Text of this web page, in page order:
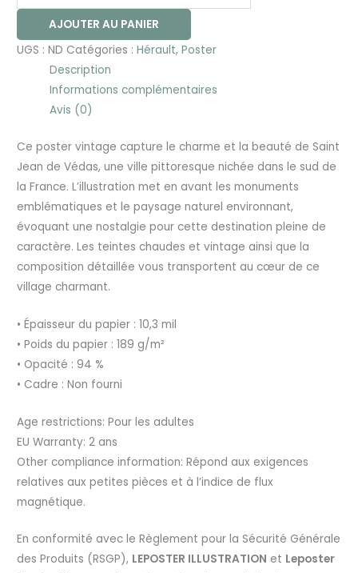
AJOUTER AU PANIER
UGS :ND Catégories :Hérault,Poster
Description
Informations complémentaires
Avis (0)
Ce poster vintage capture le charme et la beauté de Saint
Jean de Védas, une ville pittoresque nichée dans le sud de
la France. L’illustration met en avant les monuments
emblématiques et le paysage naturel environnant,
évoquant une nostalgie pour cette destination pleine de
caractère. Les teintes chaudes et vintage ainsi que la
composition détaillée vous transportent au cœur de ce
village charmant.
• Épaisseur du papier : 10,3 mil
• Poids du papier : 189 g/m²
• Opacité : 94 %
• Cadre : Non fourni
Age restrictions: Pour les adultes
EU Warranty: 2 ans
Other compliance information: Répond aux exigences
relatives aux petites pièces et à l’indice de flux
magnétique.
En conformité avec le Règlement pour la Sécurité Générale
des Produits (RSGP), LEPOSTER ILLUSTRATION et Leposter